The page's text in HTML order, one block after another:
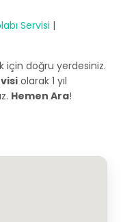
Servisi |
için doğru yerdesiniz.
olarak 1 yıl
Hemen Ara!